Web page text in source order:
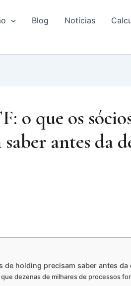
Blog Notícias
o que os
antes da
de holding precisam saber antes da
que dezenas de milhares de processos